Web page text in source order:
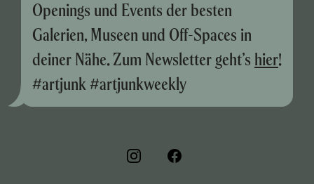
Openings und Events der besten
Galerien, Museen und Off-Spaces in
deiner Nähe. Zum Newsletter geht’s hier!
#artjunk #artjunkweekly